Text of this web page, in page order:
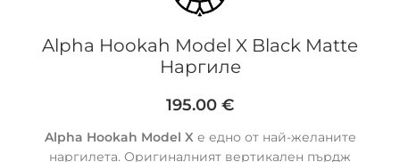
Alpha Hookah Model X Black Matte
Наргиле
195.00 €
Alpha Hookah Model Xе едно от най-желаните
наргилета. Оригиналният вертикален пърдж